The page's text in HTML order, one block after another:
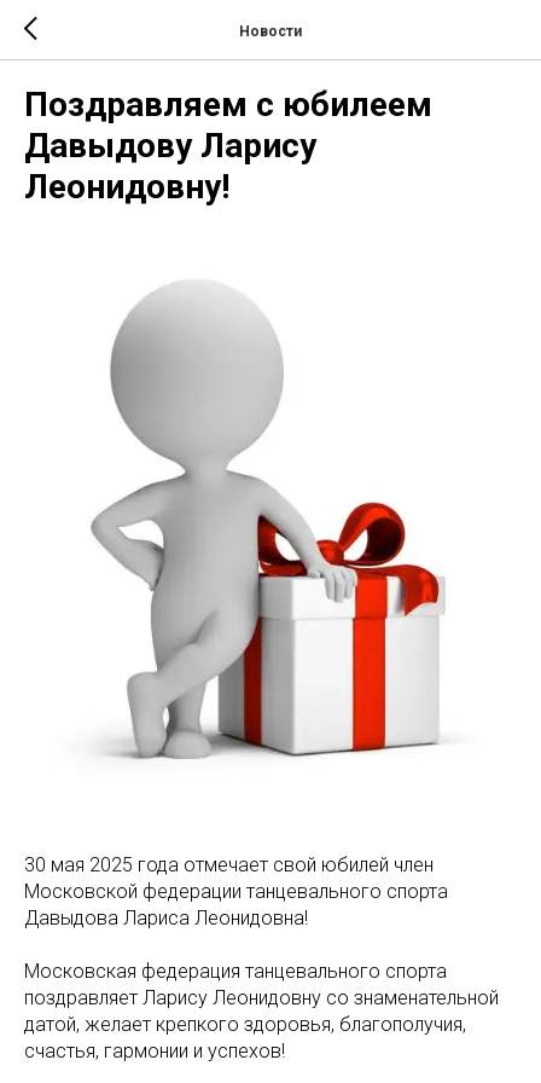
Новости
Поздравляем с юбилеем
Давыдову Ларису
Леонидовну!
30 мая 2025 года отмечает свой юбилей член
Московской федерации танцевального спорта
Давыдова Лариса Леонидовна!
Московская федерация танцевального спорта
поздравляет Ларису Леонидовну со знаменательной
датой, желает крепкого здоровья, благополучия,
счастья, гармонии и успехов!